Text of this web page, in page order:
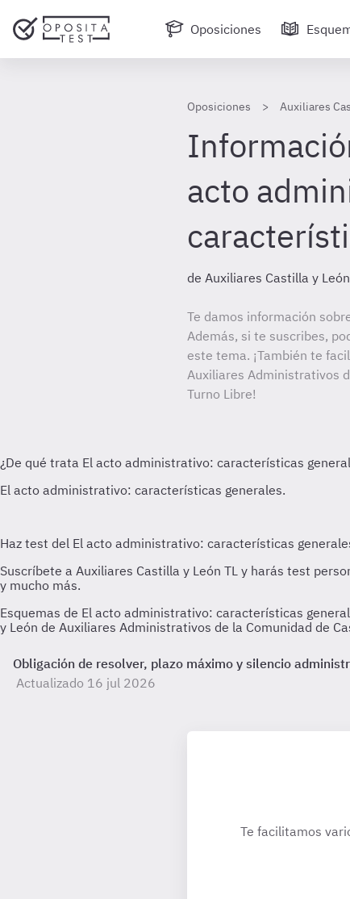
Oposiciones
Oposiciones Auxiliares
acto
de Auxiliares Castilla y
Te damos información
Además, si te suscribes,
este tema. ¡También te
Auxiliares Administrativos
Turno Libre!
Esquemas de El acto administrativo: características
y León de Auxiliares Administrativos de la Comunidad de
Obligación de resolver, plazo máximo y silencio
Actualizado 16 jul 2026
Te facilitamos